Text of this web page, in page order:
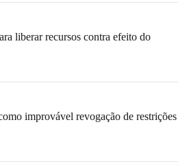
liberar recursos contra efeito do
improvável revogação de restrições